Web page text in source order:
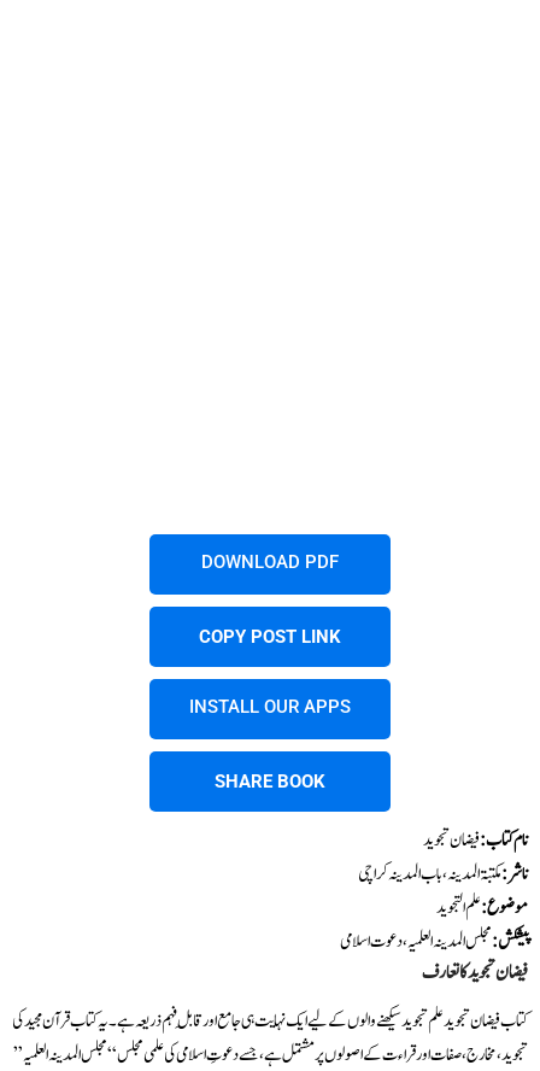
DOWNLOAD PDF
COPY POST LINK
INSTALL OUR APPS
SHARE BOOK
نام کتاب:فیضان تجوید
ناشر:مکتبۃ المدینہ، باب المدینہ کراچی
موضوع:علم التجوید
پیشکش:مجلس المدینہ العلمیہ، دعوت اسلامی
فیضان تجوید کا تعارف
کتاب فیضان تجوید علم تجوید سیکھنے والوں کے لیے ایک نہایت ہی جامع اور قابلِ فہم ذریعہ ہے۔ یہ کتاب قرآن مجید کی
تجوید، مخارج، صفات اور قراءت کے اصولوں پر مشتمل ہے، جسے دعوتِ اسلامی کی علمی مجلس “مجلس المدینہ العلمیہ”